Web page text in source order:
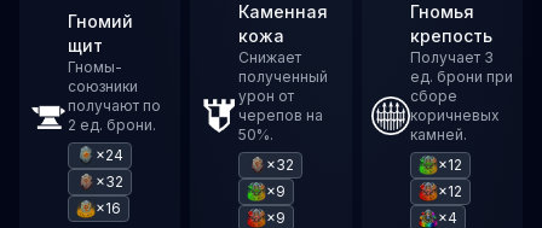
Гномий
щит
Гномы-
союзники
получают по
2 ед. брони.
×24
×32
×16
Каменная
кожа
Снижает
полученный
урон от
черепов на
50%.
×32
×9
×9
Гномья
крепость
Получает 3
ед. брони при
сборе
коричневых
камней.
×12
×12
×4